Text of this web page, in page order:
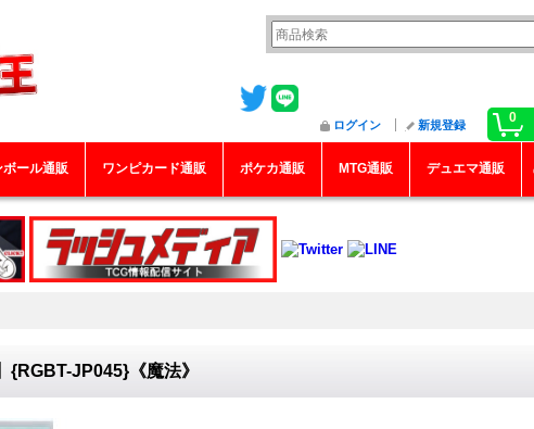
0
ログイン 新規登録
ボール通販 ワンピカード通販 ポケカ通販 MTG通販 デュエマ通販
{RGBT-JP045}《魔法》